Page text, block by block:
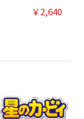
￥2,640